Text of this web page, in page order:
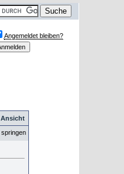
Angemeldet bleiben?
Ansicht